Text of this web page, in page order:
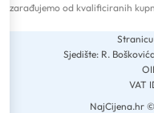
zarađujemo od kvalificiranih
Sjedište: R.
VAT
NajCijena.hr